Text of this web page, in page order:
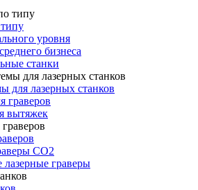
уровня
бизнеса
станки
для лазерных станков
граверов
вытяжек
СО2
граверы